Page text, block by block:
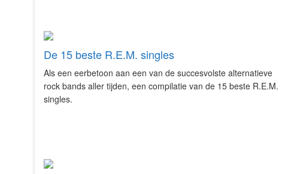
De 15 beste R.E.M. singles
Als een eerbetoon aan een van de succesvolste alternatieve
rock bands aller tijden, een compilatie van de 15 beste R.E.M.
singles.